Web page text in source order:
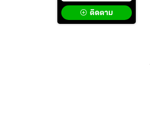
ติดตาม